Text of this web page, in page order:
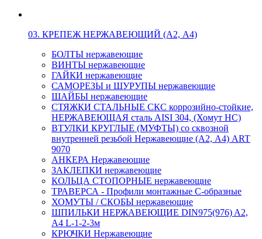
03. КРЕПЕЖ НЕРЖАВЕЮЩИЙ (А2, А4)
БОЛТЫ нержавеющие
ВИНТЫ нержавеющие
ГАЙКИ нержавеющие
САМОРЕЗЫ и ШУРУПЫ нержавеющие
ШАЙБЫ нержавеющие
СТЯЖКИ СТАЛЬНЫЕ СКС коррозийно-стойкие,
НЕРЖАВЕЮЩАЯ сталь AISI 304, (Хомут НС)
ВТУЛКИ КРУГЛЫЕ (МУФТЫ) со сквозной
внутренней резьбой Нержавеющие (А2, А4) ART
9070
АНКЕРА Нержавеющие
ЗАКЛЕПКИ нержавеющие
КОЛЬЦА СТОПОРНЫЕ нержавеющие
ТРАВЕРСА - Профили монтажные С-образные
ХОМУТЫ / СКОБЫ нержавеющие
ШПИЛЬКИ НЕРЖАВЕЮЩИЕ DIN975(976) A2,
А4 L-1-2-3м
КРЮЧКИ Нержавеющие